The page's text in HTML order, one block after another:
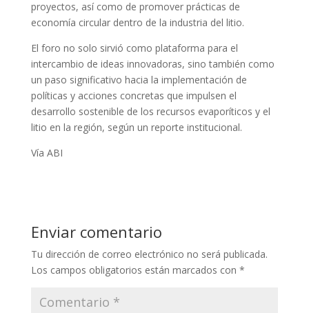
proyectos, así como de promover prácticas de
economía circular dentro de la industria del litio.
El foro no solo sirvió como plataforma para el
intercambio de ideas innovadoras, sino también como
un paso significativo hacia la implementación de
políticas y acciones concretas que impulsen el
desarrollo sostenible de los recursos evaporíticos y el
litio en la región, según un reporte institucional.
Vía ABI
Enviar comentario
Tu dirección de correo electrónico no será publicada.
Los campos obligatorios están marcados con *